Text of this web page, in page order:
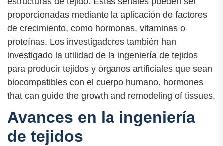
proporcionadas mediante la aplicación de factores
de crecimiento, como hormonas, vitaminas o
proteínas. Los investigadores también han
investigado la utilidad de la ingeniería de tejidos
para producir tejidos y órganos artificiales que sean
biocompatibles con el cuerpo humano. hormones
that can guide the growth and remodeling of tissues.
Avances en la ingeniería
de tejidos